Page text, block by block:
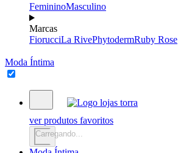
FemininoMasculino
Marcas
FiorucciLa RivePhytodermRuby Rose
Moda Íntima
ver produtos favoritos
Carregando...